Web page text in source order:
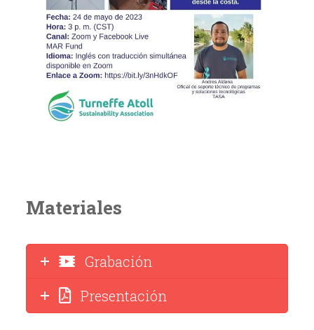
Materiales
Grabación
Presentación